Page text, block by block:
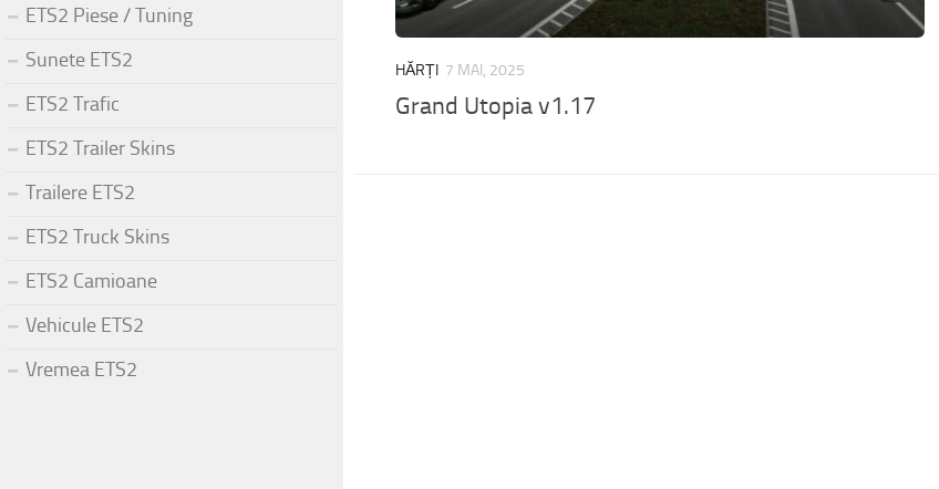
HĂRȚI 7 MAI, 2025
Grand Utopia v1.17
ETS2 Piese / Tuning
Sunete ETS2
ETS2 Trafic
ETS2 Trailer Skins
Trailere ETS2
ETS2 Truck Skins
ETS2 Camioane
Vehicule ETS2
Vremea ETS2